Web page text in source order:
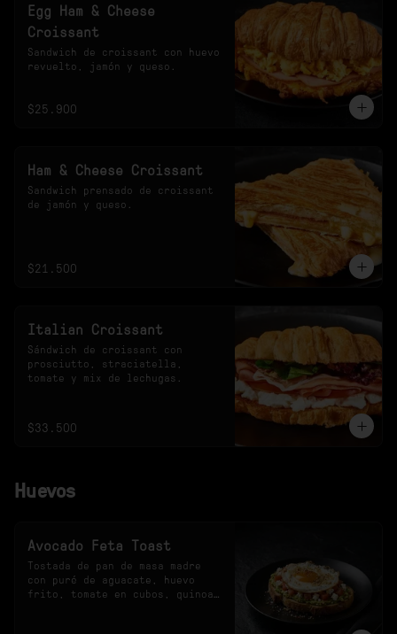
Egg Ham & Cheese
Croissant
Sandwich de croissant con huevo
revuelto, jamón y queso.
$25.900
Ham & Cheese Croissant
Sandwich prensado de croissant
de jamón y queso.
$21.500
Italian Croissant
Sándwich de croissant con
prosciutto, straciatella,
tomate y mix de lechugas.
$33.500
Huevos
Avocado Feta Toast
Tostada de pan de masa madre
con puré de aguacate, huevo
frito, tomate en cubos, quinoa